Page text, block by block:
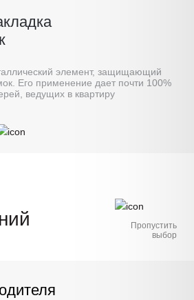
элемент, защищающий
Его применение дает почти 100%
ведущих в квартиру
Пропустить
выбор